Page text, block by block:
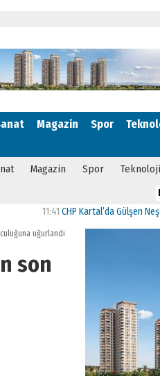
Magazin Spor
Magazin Spor Teknoloji
CHP Kartal’da Gülşen Neşe Büklü
uğurlandı
son